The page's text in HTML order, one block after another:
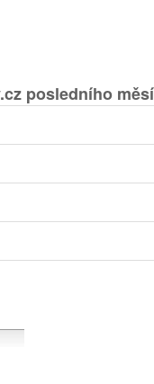
posledního